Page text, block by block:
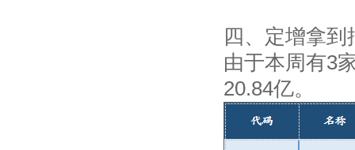
四、定增拿到
由于本周有3
20.84亿。